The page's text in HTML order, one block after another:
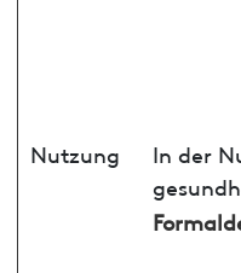
Nutzung
In der